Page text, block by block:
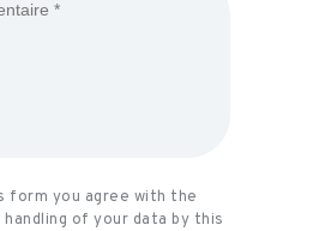
form you agree with the
handling of your data by this